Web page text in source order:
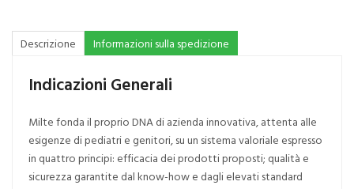
Descrizione Informazioni sulla spedizione
Indicazioni Generali
Milte fonda il proprio DNA di azienda innovativa, attenta alle
esigenze di pediatri e genitori, su un sistema valoriale espresso
in quattro principi: efficacia dei prodotti proposti; qualità e
sicurezza garantite dal know-how e dagli elevati standard